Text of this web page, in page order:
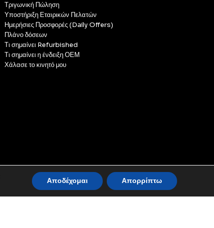
Τριγωνική Πώληση
Υποστήριξη Εταιρικών Πελατών
Ημερήσιες Προσφορές (Daily Offers)
Πλάνο δόσεων
Τι σημαίνει Refurbished
Τι σημαίνει η ένδειξη ΟΕΜ
Χάλασε το κινητό μου
Αποδέχομαι Απορρίπτω